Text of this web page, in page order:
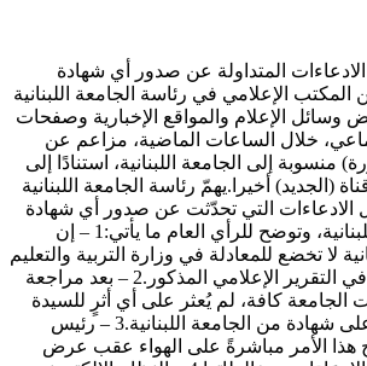
الادعاءات المتداولة عن صدور أي شهادة
الإعلامي في رئاسة الجامعة اللبنانية
وسائل الإعلام والمواقع الإخبارية وصفحات
خلال الساعات الماضية، مزاعم عن
إلى الجامعة اللبنانية، استنادًا إلى
(الجديد) أخيرا.يهمّ رئاسة الجامعة اللبنانية
الادعاءات التي تحدّثت عن صدور أي شهادة
مزوّرة عن الجامعة اللبنانية، وتوضح للرأي العام ما يأتي:1 – إن
لا تخضع للمعادلة في وزارة التربية والتعليم
العالي، خلافًا لما ورد في التقرير الإعلامي المذكور.2 – بعد مراجعة
الجامعة كافة، لم يُعثر على أي أثرٍ للسيدة
التي زعمت حصولها على شهادة من الجامعة اللبنانية.3 – رئيس
هذا الأمر مباشرةً على الهواء عقب عرض